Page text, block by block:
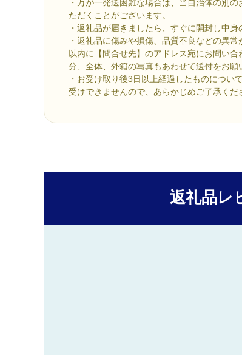
・万が一発送困難な場合は、当自治体の別
ただくことがございます。
・返礼品が届きましたら、すぐに開封し中身
・返礼品に傷みや損傷、品質不良などの異
以内に【問合せ先】のアドレス宛にお問い
分、全体、外箱の写真もあわせて送付をお願
・お受け取り後3日以上経過したものについ
受けできませんので、あらかじめご了承くだ
返礼品レ